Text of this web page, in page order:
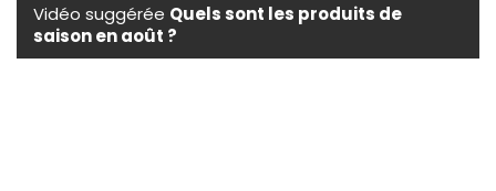
Vidéo suggérée Quels sont les produits de
saison en août ?